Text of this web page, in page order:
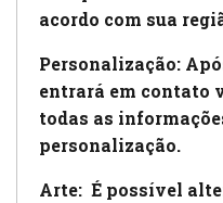
acordo com sua
Personalização:
entrará em contato
todas as
personalização.
Arte: É possível